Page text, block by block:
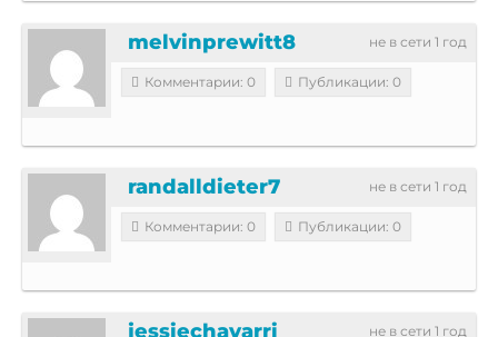
не в сети 1 год
melvinprewitt8
Комментарии: 0 Публикации: 0
не в сети 1 год
randalldieter7
Комментарии: 0 Публикации: 0
не в сети 1 год
jessiechavarri